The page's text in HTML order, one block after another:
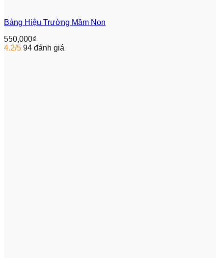
Bảng Hiệu Trường Mầm Non
550,000₫
4.2/5 94 đánh giá